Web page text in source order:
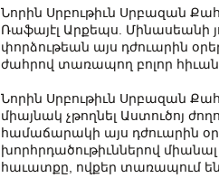
Նորին Սրբութիւն Սրբազան
Ռաֆայէլ Արքեպս. Մինասեանի
փորձութեան այս դժուարին
ժահրով տառապող բոլոր
Նորին Սրբութիւն Սրբազան
միայնակ չթողնել Աստուծոյ
համաճարակի այս դժուարին
խորհրդածութիւններով
հաւատքը, ովքեր տառապում են